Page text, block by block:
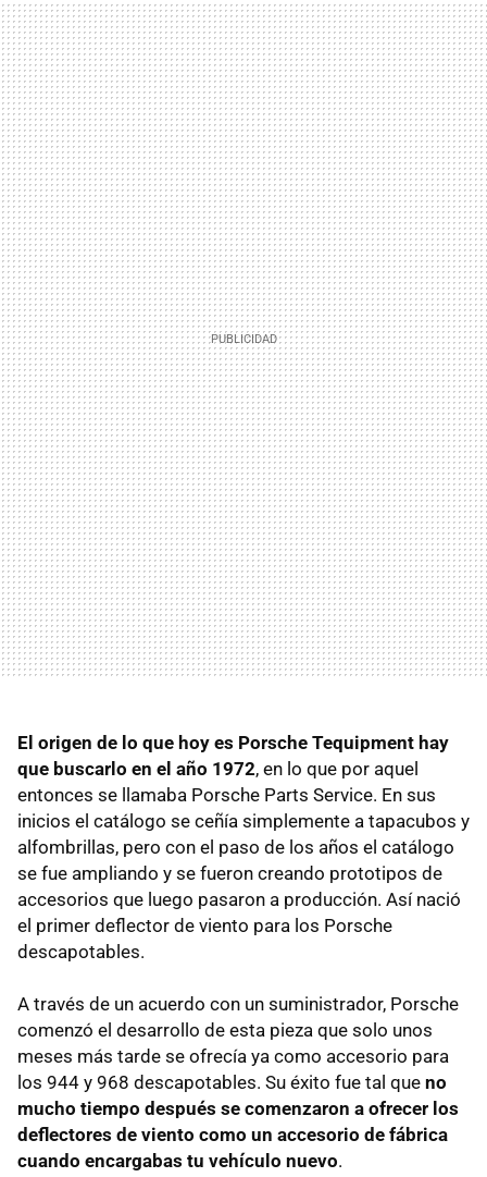
El origen de lo que hoy es Porsche Tequipment hay
que buscarlo en el año 1972, en lo que por aquel
entonces se llamaba Porsche Parts Service. En sus
inicios el catálogo se ceñía simplemente a tapacubos y
alfombrillas, pero con el paso de los años el catálogo
se fue ampliando y se fueron creando prototipos de
accesorios que luego pasaron a producción. Así nació
el primer deflector de viento para los Porsche
descapotables.
A través de un acuerdo con un suministrador, Porsche
comenzó el desarrollo de esta pieza que solo unos
meses más tarde se ofrecía ya como accesorio para
los 944 y 968 descapotables. Su éxito fue tal que no
mucho tiempo después se comenzaron a ofrecer los
deflectores de viento como un accesorio de fábrica
cuando encargabas tu vehículo nuevo.